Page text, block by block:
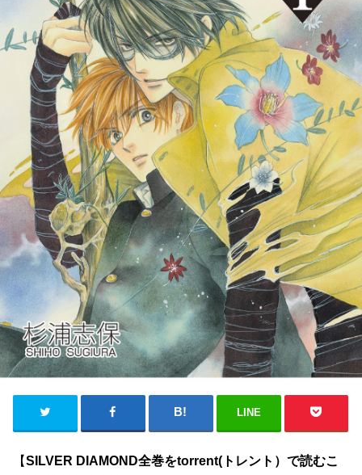
LINE
【SILVER DIAMOND全巻をtorrent(トレント）で読むこ